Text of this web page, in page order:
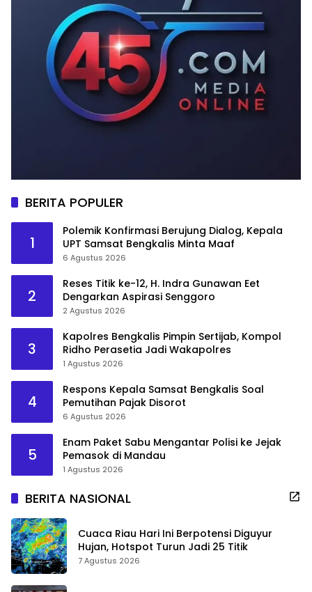
BERITA POPULER
1
Polemik Konfirmasi Berujung Dialog, Kepala
UPT Samsat Bengkalis Minta Maaf
6 Agustus 2026
2
Reses Titik ke-12, H. Indra Gunawan Eet
Dengarkan Aspirasi Senggoro
2 Agustus 2026
3
Kapolres Bengkalis Pimpin Sertijab, Kompol
Ridho Perasetia Jadi Wakapolres
1 Agustus 2026
4
Respons Kepala Samsat Bengkalis Soal
Pemutihan Pajak Disorot
6 Agustus 2026
5
Enam Paket Sabu Mengantar Polisi ke Jejak
Pemasok di Mandau
1 Agustus 2026
BERITA NASIONAL
Cuaca Riau Hari Ini Berpotensi Diguyur
Hujan, Hotspot Turun Jadi 25 Titik
7 Agustus 2026